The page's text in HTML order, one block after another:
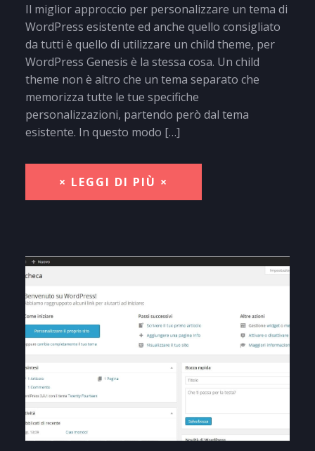
Il miglior approccio per personalizzare un tema di
WordPress esistente ed anche quello consigliato
da tutti è quello di utilizzare un child theme, per
WordPress Genesis è la stessa cosa. Un child
theme non è altro che un tema separato che
memorizza tutte le tue specifiche
personalizzazioni, partendo però dal tema
esistente. In questo modo […]
× LEGGI DI PIÙ ×